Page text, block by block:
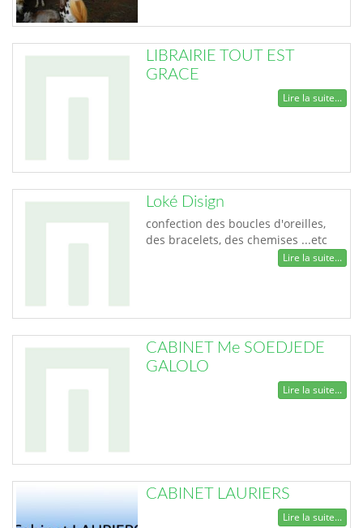
LIBRAIRIE TOUT EST
GRACE
Lire la suite...
Loké Disign
confection des boucles d'oreilles,
des bracelets, des chemises ...etc
Lire la suite...
CABINET Me SOEDJEDE
GALOLO
Lire la suite...
CABINET LAURIERS
Lire la suite...